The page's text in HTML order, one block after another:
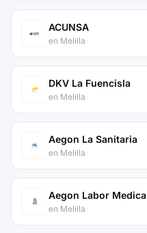
ACUNSA
en Melilla
DKV La Fuencisla
en Melilla
Aegon La Sanitaria
en Melilla
Aegon Labor Medica
en Melilla